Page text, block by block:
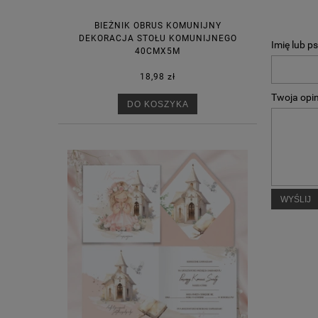
BIEŻNIK OBRUS KOMUNIJNY
DEKORACJA STOŁU KOMUNIJNEGO
40CMX5M
18,98 zł
DO KOSZYKA
Imię lub
Twoja
WYŚLIJ